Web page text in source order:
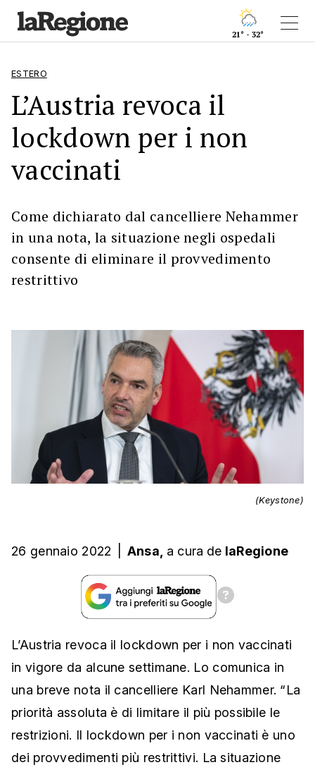
21° - 32°
ESTERO
L’Austria revoca il
lockdown per i non
vaccinati
Come dichiarato dal cancelliere Nehammer
in una nota, la situazione negli ospedali
consente di eliminare il provvedimento
restrittivo
(Keystone)
26 gennaio 2022 Ansa, a cura de laRegione
L’Austria revoca il lockdown per i non vaccinati
in vigore da alcune settimane. Lo comunica in
una breve nota il cancelliere Karl Nehammer. “La
priorità assoluta è di limitare il più possibile le
restrizioni. Il lockdown per i non vaccinati è uno
dei provvedimenti più restrittivi. La situazione